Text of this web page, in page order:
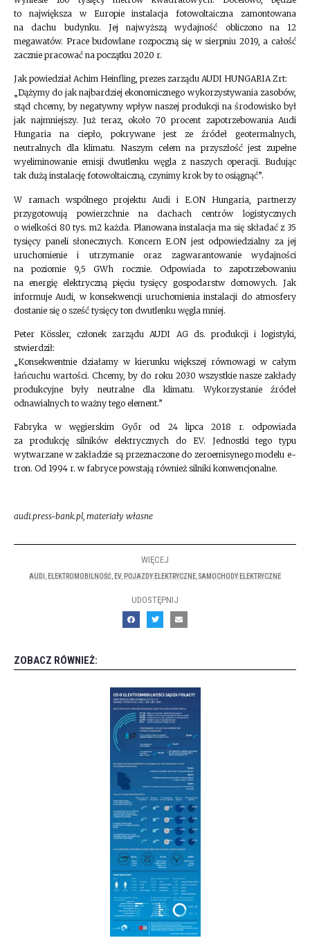
to największa w Europie instalacja fotowoltaiczna zamontowana
na dachu budynku. Jej najwyższą wydajność obliczono na 12
megawatów. Prace budowlane rozpoczną się w sierpniu 2019, a całość
zacznie pracować na początku 2020 r.
Jak powiedział Achim Heinfling, prezes zarządu AUDI HUNGARIA Zrt:
„Dążymy do jak najbardziej ekonomicznego wykorzystywania zasobów,
stąd chcemy, by negatywny wpływ naszej produkcji na środowisko był
jak najmniejszy. Już teraz, około 70 procent zapotrzebowania Audi
Hungaria na ciepło, pokrywane jest ze źródeł geotermalnych,
neutralnych dla klimatu. Naszym celem na przyszłość jest zupełne
wyeliminowanie emisji dwutlenku węgla z naszych operacji. Budując
tak dużą instalację fotowoltaiczną, czynimy krok by to osiągnąć”.
W ramach wspólnego projektu Audi i E.ON Hungaria, partnerzy
przygotowują powierzchnie na dachach centrów logistycznych
o wielkości 80 tys. m2 każda. Planowana instalacja ma się składać z 35
tysięcy paneli słonecznych. Koncern E.ON jest odpowiedzialny za jej
uruchomienie i utrzymanie oraz zagwarantowanie wydajności
na poziomie 9,5 GWh rocznie. Odpowiada to zapotrzebowaniu
na energię elektryczną pięciu tysięcy gospodarstw domowych. Jak
informuje Audi, w konsekwencji uruchomienia instalacji do atmosfery
dostanie się o sześć tysięcy ton dwutlenku węgla mniej.
Peter Kössler, członek zarządu AUDI AG ds. produkcji i logistyki,
stwierdził:
„Konsekwentnie działamy w kierunku większej równowagi w całym
łańcuchu wartości. Chcemy, by do roku 2030 wszystkie nasze zakłady
produkcyjne były neutralne dla klimatu. Wykorzystanie źródeł
odnawialnych to ważny tego element.”
Fabryka w węgierskim Győr od 24 lipca 2018 r. odpowiada
za produkcję silników elektrycznych do EV. Jednostki tego typu
wytwarzane w zakładzie są przeznaczone do zeroemisynego modelu e-
tron. Od 1994 r. w fabryce powstają również silniki konwencjonalne.
audi.press-bank.pl, materiały własne
WIĘCEJ
AUDI ELEKTROMOBILNOŚĆ EV, POJAZDY ELEKTRYCZNE SAMOCHODY ELEKTRYCZNE
UDOSTĘPNIJ
ZOBACZ RÓWNIEŻ: